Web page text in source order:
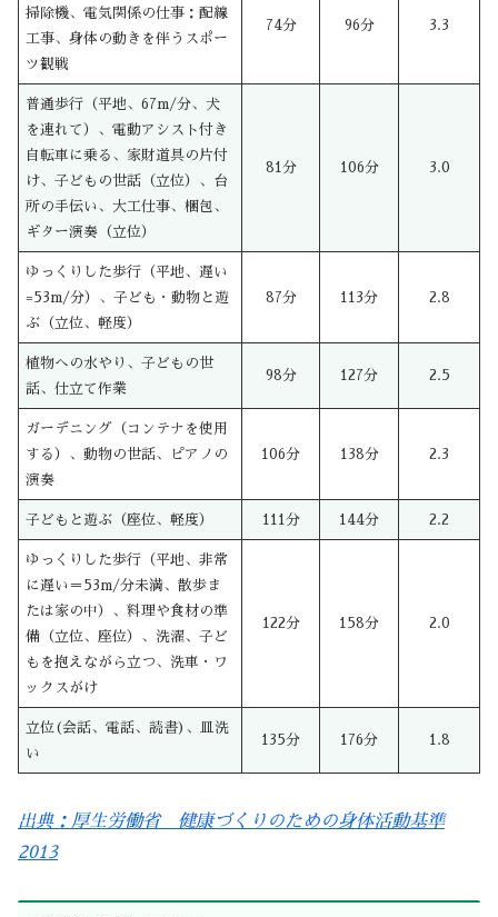
掃除機、電気関係の仕事：配線
工事、身体の動きを伴うスポー
ツ観戦
74分 96分 3.3
普通歩行（平地、67m/分、犬
を連れて）、電動アシスト付き
自転車に乗る、家財道具の片付
け、子どもの世話（立位）、台
所の手伝い、大工仕事、梱包、
ギター演奏（立位）
81分 106分 3.0
ゆっくりした歩行（平地、遅い
=53m/分）、子ども・動物と遊
ぶ（立位、軽度）
87分 113分 2.8
植物への水やり、子どもの世
話、仕立て作業
98分 127分 2.5
ガーデニング（コンテナを使用
する）、動物の世話、ピアノの
演奏
106分 138分 2.3
子どもと遊ぶ（座位、軽度） 111分 144分 2.2
ゆっくりした歩行（平地、非常
に遅い＝53m/分未満、散歩ま
たは家の中）、料理や食材の準
備（立位、座位）、洗濯、子ど
もを抱えながら立つ、洗車・ワ
ックスがけ
122分 158分 2.0
立位(会話、電話、読書)、皿洗
い
135分 176分 1.8
出典：厚生労働省 健康づくりのための身体活動基準
2013